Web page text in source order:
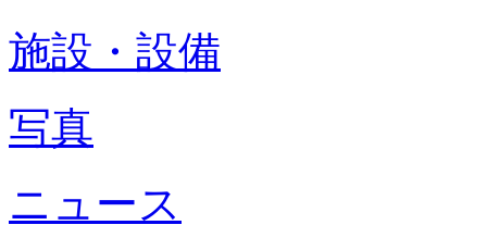
施設・設備
写真
ニュース